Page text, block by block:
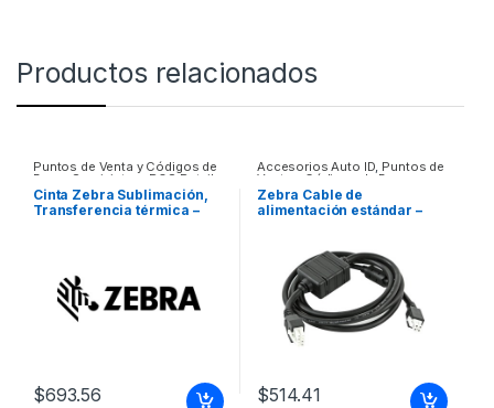
Productos relacionados
Puntos de Venta y Códigos de
Barra Suministros POS Retail y
Auto ID
Cinta Zebra Sublimación,
Transferencia térmica –
200 IMAGES ZC100/ZC3
$693.56
Accesorios Auto ID, Puntos de
Venta y Códigos de Barra
Zebra Cable de
alimentación estándar –
SLOT CRADLE
$514.41